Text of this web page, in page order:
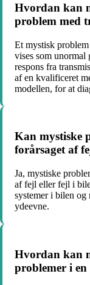
Hvordan kan
problem med
Et mystisk
vises som
respons fra
af en kvalificeret
modellen, for at
Kan mystiske
forårsaget af
Ja, mystiske
af fejl eller fejl i
systemer i bilen
ydeevne.
Hvordan kan
problemer i